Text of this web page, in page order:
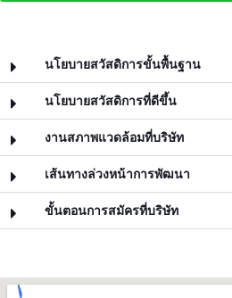
นโยบายสวัสดิการขั้นพื้นฐาน
นโยบายสวัสดิการที่ดีขึ้น
งานสภาพแวดล้อมที่บริษัท
เส้นทางล่วงหน้าการพัฒนา
ขั้นตอนการสมัครที่บริษัท